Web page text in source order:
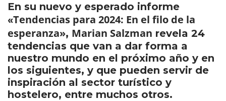
En su nuevo y esperado informe
«Tendencias para 2024: En el filo de la
esperanza», Marian Salzman revela 24
tendencias que van a dar forma a
nuestro mundo en el próximo año y en
los siguientes, y que pueden servir de
inspiración al sector turístico y
hostelero, entre muchos otros.